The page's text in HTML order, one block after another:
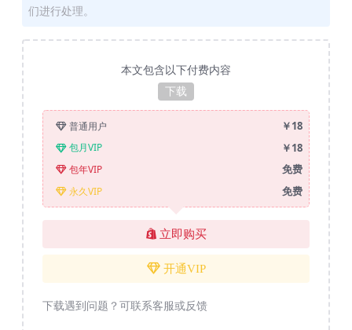
们进行处理。
本文包含以下付费内容
下载
普通用户 ￥18
包月VIP ￥18
包年VIP 免费
永久VIP 免费
立即购买
开通VIP
下载遇到问题？可联系客服或反馈